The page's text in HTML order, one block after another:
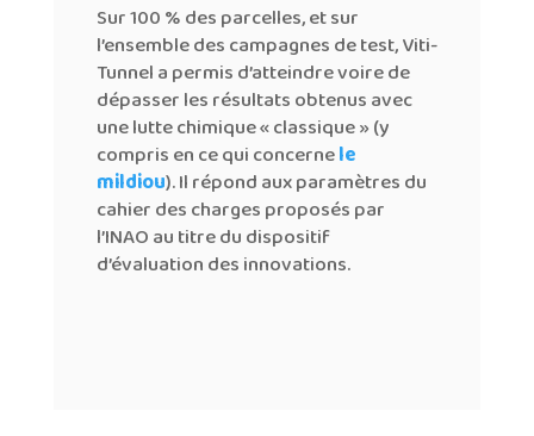
Sur 100 % des parcelles, et sur
l’ensemble des campagnes de test, Viti-
Tunnel a permis d’atteindre voire de
dépasser les résultats obtenus avec
une lutte chimique « classique » (y
compris en ce qui concernele
mildiou). Il répond aux paramètres du
cahier des charges proposés par
l’INAO au titre du dispositif
d’évaluation des innovations.